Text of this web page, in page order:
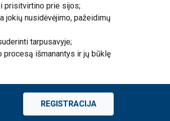
prisitvirtino prie sijos;
jokių nusidėvėjimo, pažeidimų
tarpusavyje;
išmanantys ir jų būklę
REGISTRACIJA